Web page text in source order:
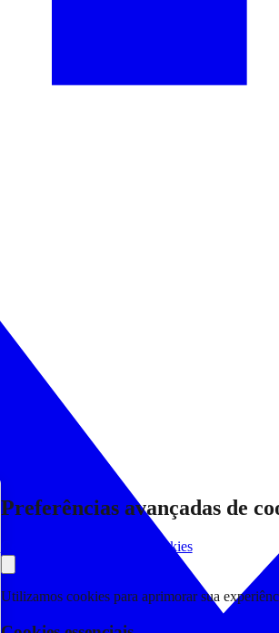
Preferências avançadas de
Consultar Declaração de Cookies
Utilizamos cookies para aprimorar sua